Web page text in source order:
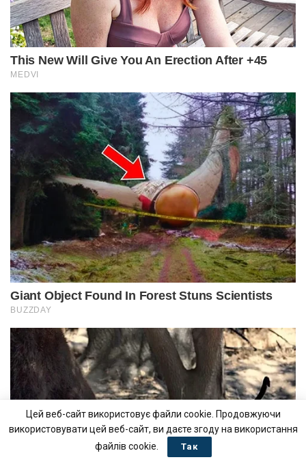
Цей веб-сайт використовує файли cookie. Продовжуючи
використовувати цей веб-сайт, ви даєте згоду на використання
файлів cookie.
Так